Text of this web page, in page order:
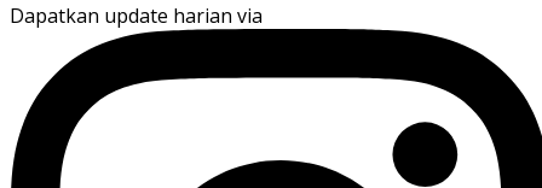
Dapatkan update harian via